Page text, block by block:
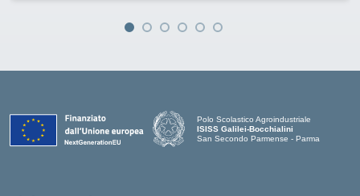
Polo Scolastico Agroindustriale
ISISS Galilei-Bocchialini
San Secondo Parmense - Parma